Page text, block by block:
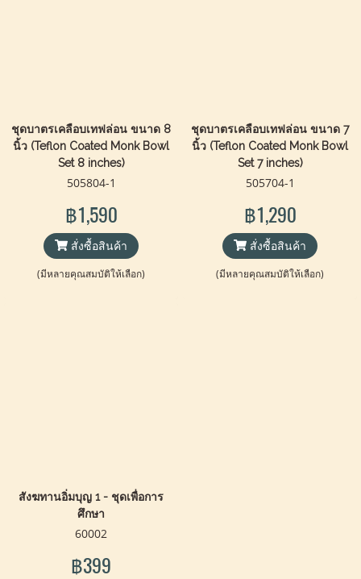
ชุดบาตรเคลือบเทฟล่อน ขนาด 8
นิ้ว (Teflon Coated Monk Bowl
Set 8 inches)
505804-1
฿1,590
สั่งซื้อสินค้า
(มีหลายคุณสมบัติให้เลือก)
ชุดบาตรเคลือบเทฟล่อน ขนาด 7
นิ้ว (Teflon Coated Monk Bowl
Set 7 inches)
505704-1
฿1,290
สั่งซื้อสินค้า
(มีหลายคุณสมบัติให้เลือก)
สังฆทานอิ่มบุญ 1 - ชุดเพื่อการ
ศึกษา
60002
฿399